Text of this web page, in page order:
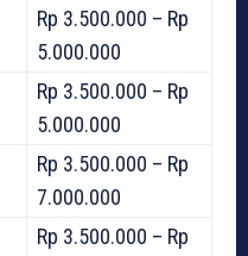
Rp 3.500.000 – Rp
5.000.000
Rp 3.500.000 – Rp
5.000.000
Rp 3.500.000 – Rp
7.000.000
Rp 3.500.000 – Rp